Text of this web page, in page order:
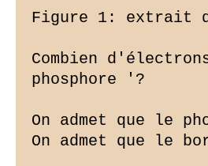
Figure 1: extrait
Combien
phosphore '?
On admet que le
On admet que le